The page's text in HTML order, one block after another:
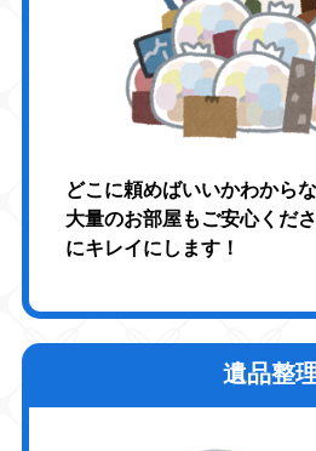
どこに頼めばいいかわから
大量のお部屋もご安心くだ
にキレイにします！
遺品整